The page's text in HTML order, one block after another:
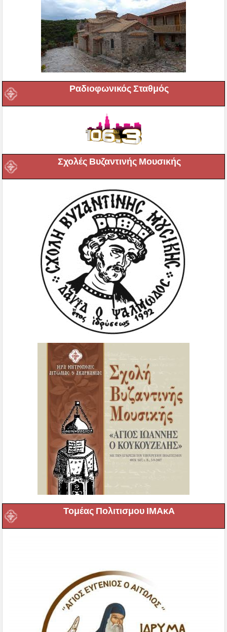
Ραδιοφωνικός Σταθμός
Σχολές Βυζαντινής Μουσικής
Τομέας Πολιτισμου ΙΜΑκΑ